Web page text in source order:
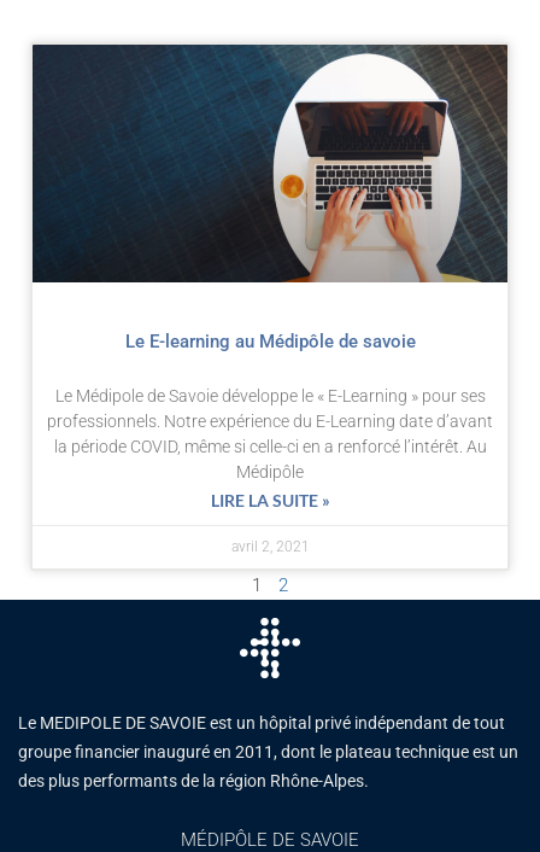
Le E-learning au Médipôle de savoie
Le Médipole de Savoie développe le « E-Learning » pour ses
professionnels. Notre expérience du E-Learning date d’avant
la période COVID, même si celle-ci en a renforcé l’intérêt. Au
Médipôle
LIRE LA SUITE »
avril 2, 2021
1 2
Le MEDIPOLE DE SAVOIE est un hôpital privé indépendant de tout
groupe financier inauguré en 2011, dont le plateau technique est un
des plus performants de la région Rhône-Alpes.
MÉDIPÔLE DE SAVOIE